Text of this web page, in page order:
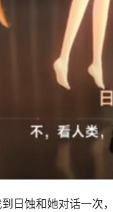
日蚀和她对话一次